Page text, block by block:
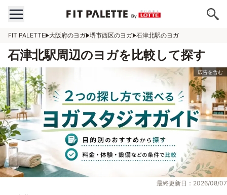
FIT PALETTE 大阪府のヨガ 堺市西区のヨガ 石津北駅のヨガ
石津北駅周辺のヨガを比較して探す
最終更新日：2026/08/07